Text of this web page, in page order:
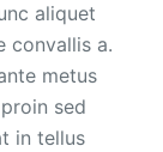
aliquet
convallis a.
metus
sed
in tellus